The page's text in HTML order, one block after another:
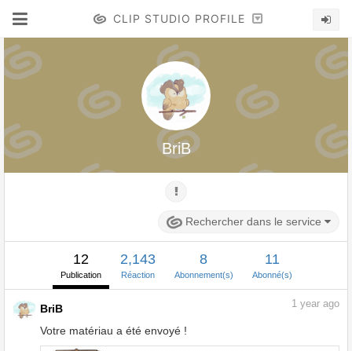
CLIP STUDIO PROFILE
BriB
Rechercher dans le service
12
Publication
2,143
Réaction
8
Abonnement(s)
11
Abonné(s)
BriB
Votre matériau a été envoyé !
1 year ago